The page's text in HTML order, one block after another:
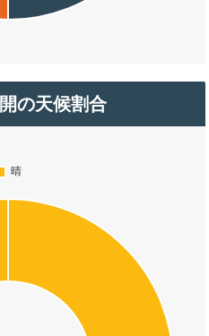
の天候割合